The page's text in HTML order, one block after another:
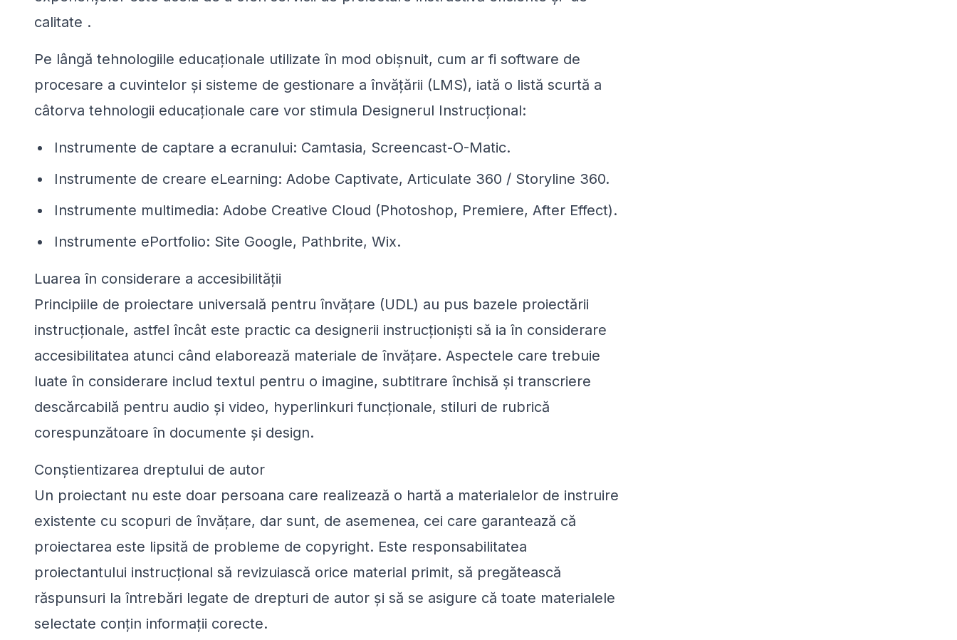
calitate .
Pe lângă tehnologiile educaționale utilizate în mod obișnuit, cum ar fi software de
procesare a cuvintelor și sisteme de gestionare a învățării (LMS), iată o listă scurtă a
câtorva tehnologii educaționale care vor stimula Designerul Instrucțional:
Instrumente de captare a ecranului: Camtasia, Screencast-O-Matic.
Instrumente de creare eLearning: Adobe Captivate, Articulate 360 / Storyline 360.
Instrumente multimedia: Adobe Creative Cloud (Photoshop, Premiere, After Effect).
Instrumente ePortfolio: Site Google, Pathbrite, Wix.
Luarea în considerare a accesibilității
Principiile de proiectare universală pentru învățare (UDL) au pus bazele proiectării
instrucționale, astfel încât este practic ca designerii instrucționiști să ia în considerare
accesibilitatea atunci când elaborează materiale de învățare. Aspectele care trebuie
luate în considerare includ textul pentru o imagine, subtitrare închisă și transcriere
descărcabilă pentru audio și video, hyperlinkuri funcționale, stiluri de rubrică
corespunzătoare în documente și design.
Conștientizarea dreptului de autor
Un proiectant nu este doar persoana care realizează o hartă a materialelor de instruire
existente cu scopuri de învățare, dar sunt, de asemenea, cei care garantează că
proiectarea este lipsită de probleme de copyright. Este responsabilitatea
proiectantului instrucțional să revizuiască orice material primit, să pregătească
răspunsuri la întrebări legate de drepturi de autor și să se asigure că toate materialele
selectate conțin informații corecte.